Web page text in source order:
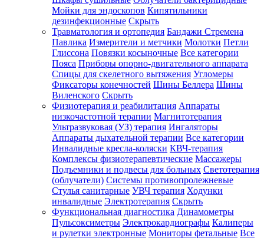
Мойки для эндоскопов Кипятильники
дезинфекционные Скрыть
Травматология и ортопедия Бандажи Стремена
Павлика Измерители и метчики Молотки Петли
Глиссона Повязки косыночные Все категории
Пояса Приборы опорно-двигательного аппарата
Спицы для скелетного вытяжения Угломеры
Фиксаторы конечностей Шины Беллера Шины
Виленского Скрыть
Физиотерапия и реабилитация Аппараты
низкочастотной терапии Магнитотерапия
Ультразвуковая (УЗ) терапия Ингаляторы
Аппараты дыхательной терапии Все категории
Инвалидные кресла-коляски КВЧ-терапия
Комплексы физиотерапевтические Массажеры
Подъемники и подвесы для больных Светотерапия
(облучатели) Системы противопролежневые
Стулья санитарные УВЧ терапия Ходунки
инвалидные Электротерапия Скрыть
Функциональная диагностика Динамометры
Пульсоксиметры Электрокардиографы Калиперы
и рулетки электронные Мониторы фетальные Все